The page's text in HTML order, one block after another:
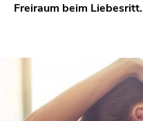
Freiraum beim Liebesritt.